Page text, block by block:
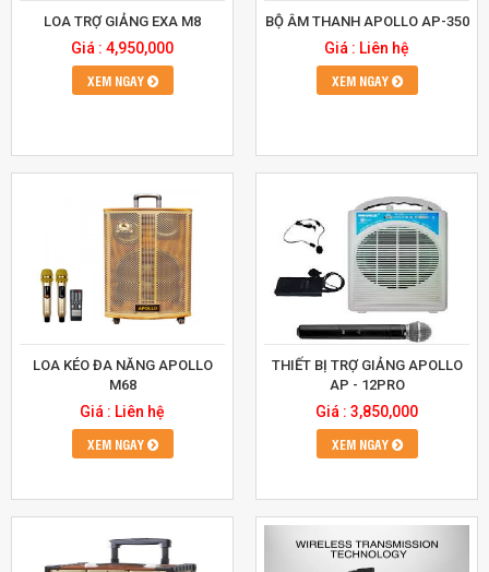
LOA TRỢ GIẢNG EXA M8
Giá : 4,950,000
XEM NGAY
BỘ ÂM THANH APOLLO AP-350
Giá : Liên hệ
XEM NGAY
LOA KÉO ĐA NĂNG APOLLO
M68
Giá : Liên hệ
XEM NGAY
THIẾT BỊ TRỢ GIẢNG APOLLO
AP - 12PRO
Giá : 3,850,000
XEM NGAY